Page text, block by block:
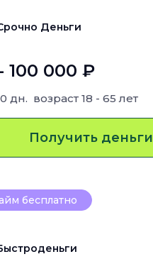
Деньги
100 000 ₽
дн. возраст 18 - 65 лет
Получить деньги
бесплатно